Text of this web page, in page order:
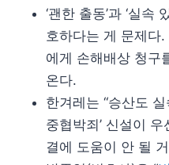
‘괜한 출동’과 ‘실속
호하다는 게 문제다
에게 손해배상 청구
온다.
한겨레는 “승산도
중협박죄’ 신설이
결에 도움이 안 될